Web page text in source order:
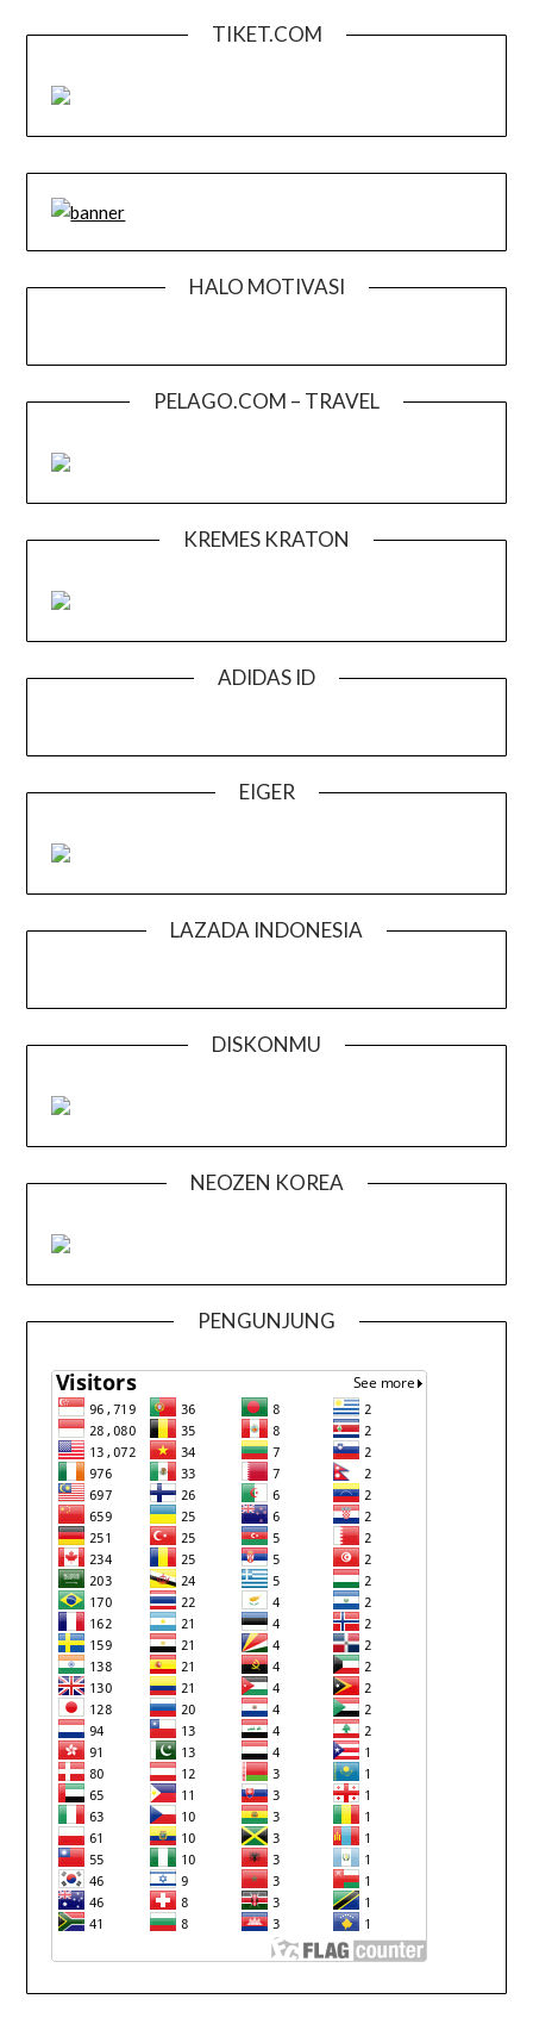
TIKET.COM
HALO MOTIVASI
PELAGO.COM – TRAVEL
KREMES KRATON
ADIDAS ID
EIGER
LAZADA INDONESIA
DISKONMU
NEOZEN KOREA
PENGUNJUNG